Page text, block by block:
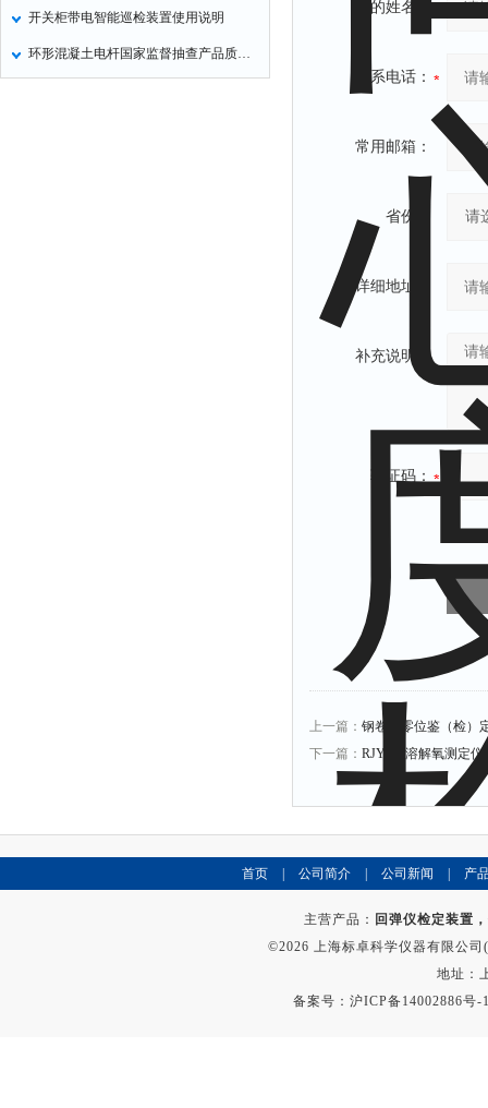
开关柜带电智能巡检装置使用说明
环形混凝土电杆国家监督抽查产品质量状况分析
您的姓名：
联系电话：
常用邮箱：
省份：
详细地址：
补充说明：
验证码：
上一篇： 钢卷尺零位鉴（检）
下一篇： RJY-5A溶解氧测定
首页 公司简介 公司新闻 产
主营产品： 回弹仪检定装置
©2026 上海标卓科学仪器有限公
地址：
备案号：沪ICP备14002886号-